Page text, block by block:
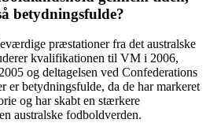
betydningsfulde?
præstationer fra det australske
kvalifikationen til VM i 2006,
og deltagelsen ved Confederations
er betydningsfulde, da de har markeret
og har skabt en stærkere
australske fodboldverden.